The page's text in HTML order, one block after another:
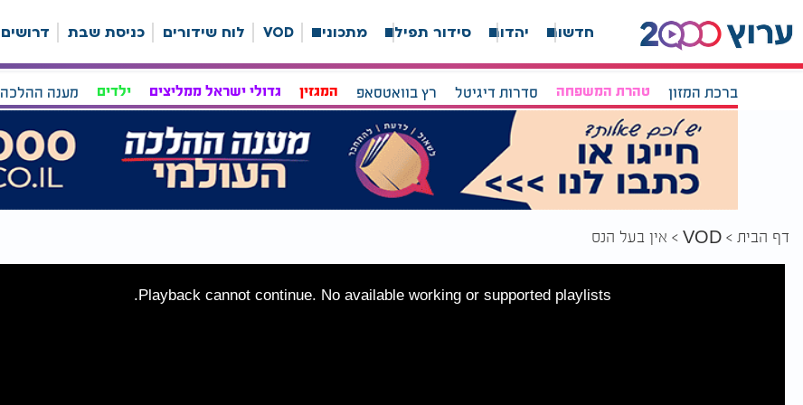
חדשות יהדות סידור תפילה מתכונים VOD לוח שידורים כניסת שבת דרושים
ברכת המזון טהרת המשפחה סדרות דיגיטל רץ בוואטסאפ המגזין גדולי ישראל ממליצים ילדים מענה ההלכה
דף הבית VOD אין בעל הנס
Playback cannot continue. No available working or supported playlists.